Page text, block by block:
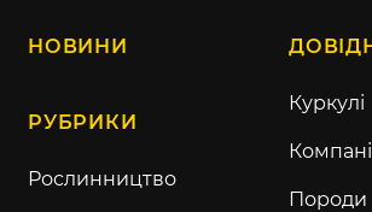
НОВИНИ
РУБРИКИ
Рослинництво
Куркулі
Породи